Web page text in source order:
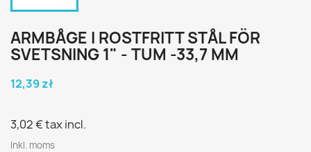
ARMBÅGE I ROSTFRITT STÅL FÖR
SVETSNING 1" - TUM -33,7 MM
12,39 zł
3,02 €tax incl.
Inkl. moms